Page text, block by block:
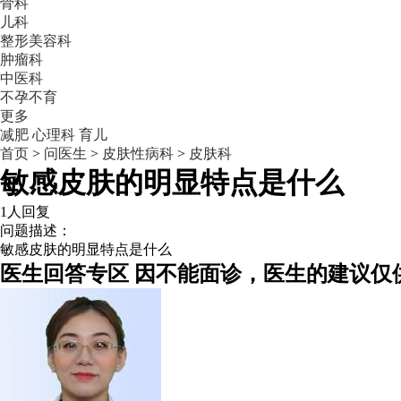
骨科
儿科
整形美容科
肿瘤科
中医科
不孕不育
更多
减肥 心理科 育儿
首页 > 问医生 > 皮肤性病科 > 皮肤科
敏感皮肤的明显特点是什么
1人回复
问题描述：
敏感皮肤的明显特点是什么
医生回答专区 因不能面诊，医生的建议仅